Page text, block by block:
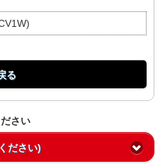
る
さい
ださい)